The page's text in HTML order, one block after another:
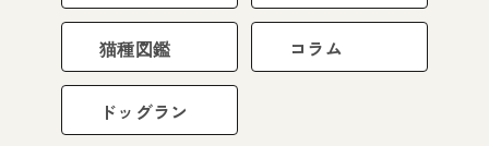
猫種図鑑 コラム
ドッグラン